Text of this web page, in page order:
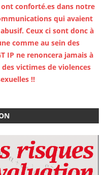
conforté.es dans notre
qui avaient
Ceux ci sont donc à
comme au sein des
IP ne renoncera jamais à
victimes de violences
!!